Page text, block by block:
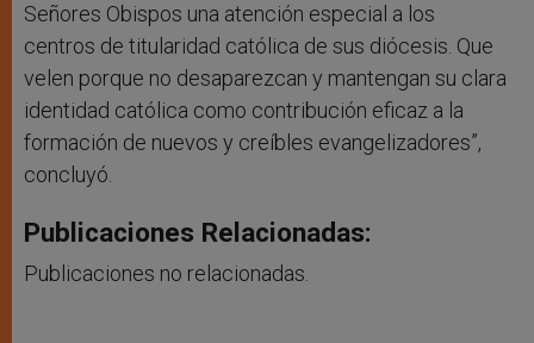
Señores Obispos una atención especial a los
centros de titularidad católica de sus diócesis. Que
velen porque no desaparezcan y mantengan su clara
identidad católica como contribución eficaz a la
formación de nuevos y creíbles evangelizadores”,
concluyó.
Publicaciones Relacionadas:
Publicaciones no relacionadas.